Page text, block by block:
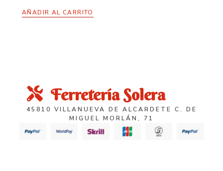
AÑADIR AL CARRITO
Ferretería Solera
45810 VILLANUEVA DE ALCARDETE C. DE
MIGUEL MORLÁN, 71